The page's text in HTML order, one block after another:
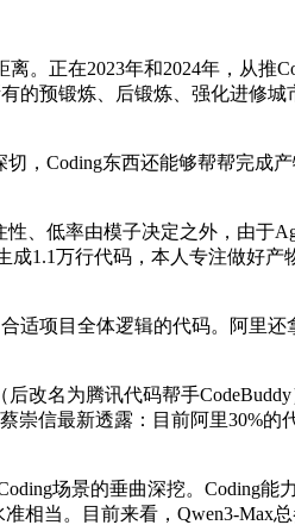
。正在2023年和2024年，从推
的预锻炼、后锻炼、强化进修城
，Coding东西还能够帮帮完成产
低率由模子决定之外，由于
成1.1万行代码，本人专注做好产
项目全体逻辑的代码。阿里还
名为腾讯代码帮手CodeBuddy
崇信最新透露：目前阿里30%的
场景的垂曲深挖。Coding能
相当。目前来看，Qwen3-Max